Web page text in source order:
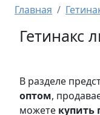
Строка
Главная
Гетинакс
В разделе
оптом,
можете купить